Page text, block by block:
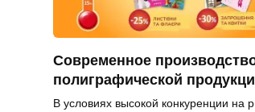
Современное
полиграфической
В условиях высокой конкуренции на